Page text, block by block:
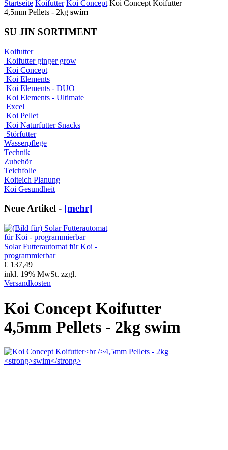
Startseite Koifutter Koi Concept Koi Concept Koifutter
4,5mm Pellets - 2kg swim
SU JIN SORTIMENT
Koifutter
Koifutter ginger grow
Koi Concept
Koi Elements
Koi Elements - DUO
Koi Elements - Ultimate
Excel
Koi Pellet
Koi Naturfutter Snacks
Störfutter
Wasserpflege
Technik
Zubehör
Teichfolie
Koiteich Planung
Koi Gesundheit
Neue Artikel - [mehr]
Solar Futterautomat für Koi -
programmierbar
€ 137,49
inkl. 19% MwSt. zzgl.
Versandkosten
Koi Concept Koifutter
4,5mm Pellets - 2kg swim